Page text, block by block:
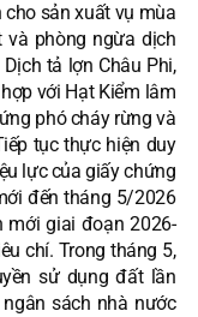
sản xuất vụ mùa
và phòng ngừa dịch
tả lợn Châu Phi,
với Hạt Kiểm lâm
phó cháy rừng và
tục thực hiện duy
lực của giấy chứng
đến tháng 5/2026
mới giai đoạn 2026-
chí. Trong tháng 5,
sử dụng đất lần
sách nhà nước